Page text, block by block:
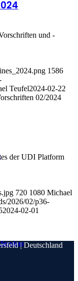
und -
1586
Teufel2024-02-22
02/2024
der UDI Platform
720 1080 Michael
2026/02/p36-
2024-02-01
| Deutschland